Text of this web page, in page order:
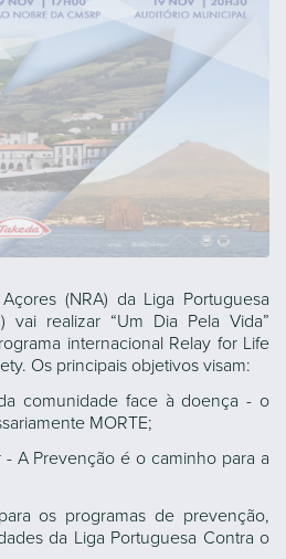
(NRA) da Liga Portuguesa
vai realizar “Um Dia Pela Vida”
internacional Relay for Life
Os principais objetivos visam:
comunidade face à doença - o
MORTE;
- A Prevenção é o caminho para a
os programas de prevenção,
da Liga Portuguesa Contra o